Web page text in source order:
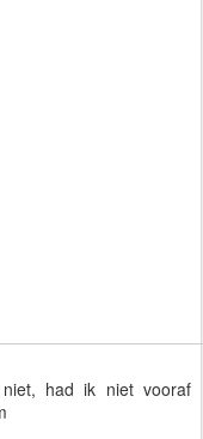
had ik niet vooraf